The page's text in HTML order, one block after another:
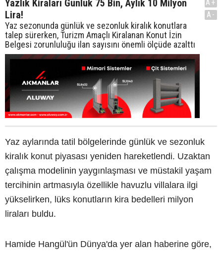
Yazlık Kiraları Günlük 75 Bin, Aylık 10 Milyon
Lira!
Yaz sezonunda günlük ve sezonluk kiralık konutlara
talep sürerken, Turizm Amaçlı Kiralanan Konut İzin
Belgesi zorunluluğu ilan sayısını önemli ölçüde azalttı
A+
A-
Yaz aylarında tatil bölgelerinde günlük ve sezonluk
kiralık konut piyasası yeniden hareketlendi. Uzaktan
çalışma modelinin yaygınlaşması ve müstakil yaşam
tercihinin artmasıyla özellikle havuzlu villalara ilgi
yükselirken, lüks konutların kira bedelleri milyon
liraları buldu.
Hamide Hangül'ün Dünya'da yer alan haberine göre,